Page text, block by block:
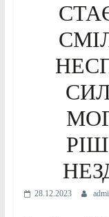
28.12.2023